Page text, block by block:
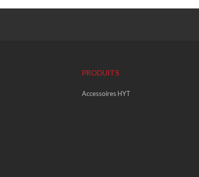
PRODUITS
Accessoires HYT